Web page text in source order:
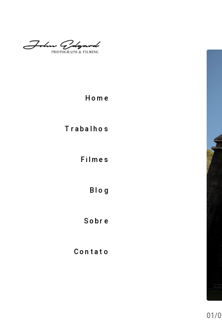
Home
Trabalhos
Filmes
Blog
Sobre
Contato
01/